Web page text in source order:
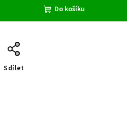
Do košíku
Sdílet